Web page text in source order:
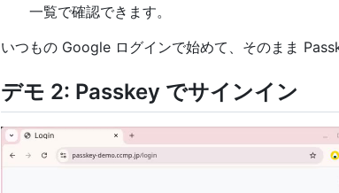
一覧で確認できます。
いつもの Google ログインで始めて、そのまま
デモ 2: Passkey でサインイン